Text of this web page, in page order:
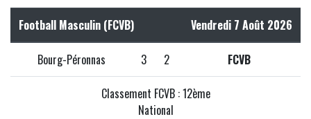
Football Masculin (FCVB) Vendredi 7 Août 2026
Bourg-Péronnas 3 2 FCVB
Classement FCVB : 12ème
National